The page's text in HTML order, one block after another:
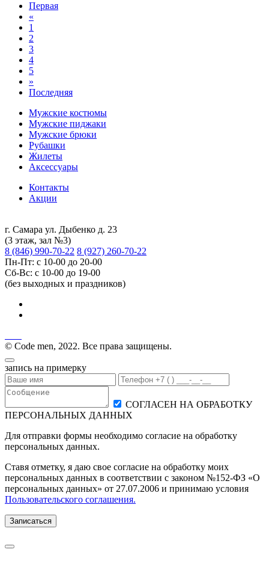
Первая
«
1
2
3
4
5
»
Последняя
Мужские костюмы
Мужские пиджаки
Мужские брюки
Рубашки
Жилеты
Аксессуары
Контакты
Акции
г. Самара ул. Дыбенко д. 23
(3 этаж, зал №3)
8 (846) 990-70-22 8 (927) 260-70-22
Пн-Пт: с 10-00 до 20-00
Сб-Вс: с 10-00 до 19-00
(без выходных и праздников)
© Code men, 2022. Все права защищены.
запись на примерку
СОГЛАСЕН НА ОБРАБОТКУ
ПЕРСОНАЛЬНЫХ ДАННЫХ
Для отправки формы необходимо согласие на обработку
персональных данных.
Ставя отметку, я даю свое согласие на обработку моих
персональных данных в соответствии с законом №152-ФЗ «О
персональных данных» от 27.07.2006 и принимаю условия
Пользовательского соглашения.
Записаться